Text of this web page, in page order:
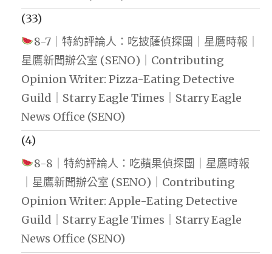
(33)
8-7｜特約評論人：吃披薩偵探團｜星鷹時報｜
星鷹新聞辦公室 (SENO)｜Contributing
Opinion Writer: Pizza-Eating Detective
Guild｜Starry Eagle Times｜Starry Eagle
News Office (SENO)
(4)
8-8｜特約評論人：吃蘋果偵探團｜星鷹時報
｜星鷹新聞辦公室 (SENO)｜Contributing
Opinion Writer: Apple-Eating Detective
Guild｜Starry Eagle Times｜Starry Eagle
News Office (SENO)